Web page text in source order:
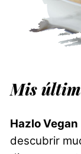
Mis
Hazlo Vegan
descubrir